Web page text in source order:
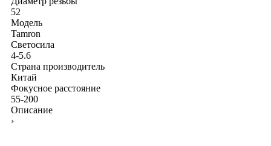
52
Модель
Tamron
Светосила
4-5.6
Страна производитель
Китай
Фокусное расстояние
55-200
Описание
›